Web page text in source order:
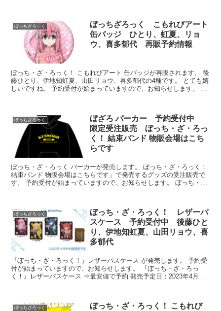
ぼっちざろっく
ぼっちざろっく こもれびアート
缶バッジ ひとり、虹夏、リョ
ウ、喜多郁代 再販予約情報
ぼっち・ざ・ろっく！ こもれびアート 缶バッジが再販されます。 後
藤ひとり、伊地知虹夏、山田リョウ、喜多郁代の4種です。 とても嬉
しいですね。 予約受付が始まっていますので、お知らせします。 ぼ
ぼっちざろっく
ぼざろ パーカー 予約受付中
限定受注販売 ぼっち・ざ・ろっ
く！ 結束バンド 物販会場はこち
らです
ぼっち・ざ・ろっく パーカーが発売します。 ぼっち・ざ・ろっく！
結束バンド 物販会場はこちらです」で発売するグッズの受注販売で
す。 予約受付が始まっていますので、お知らせします。 ぼっち・
ぼっちざろっく
ぼっち・ざ・ろっく！ レザーパ
スケース 予約受付中 後藤ひと
り、伊地知虹夏、山田リョウ、喜
多郁代
『ぼっち・ざ・ろっく！』レザーパスケース が発売します。 予約受
付が始まっていますので、お知らせします。 『ぼっち・ざ・ろっ
く！』レザーパスケース ⇒最安値で予約 発売予定日：2023年4月中
ぼっちざろっく
ぼっち・ざ・ろっく！ こもれび